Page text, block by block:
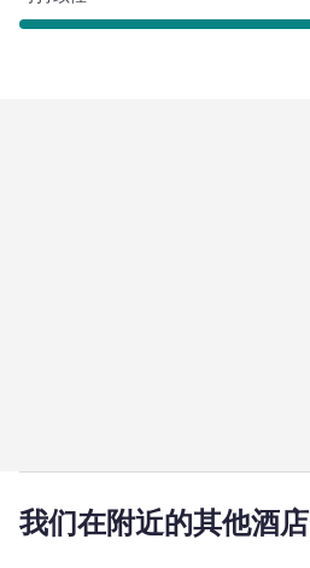
我们在附近的其他酒店